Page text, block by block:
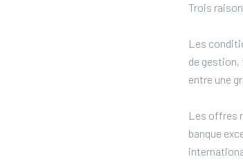
Trois
Les
de gestion,
entre une
Les offres
banque